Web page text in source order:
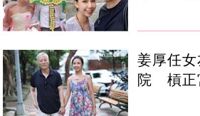
姜厚任
院 槓正